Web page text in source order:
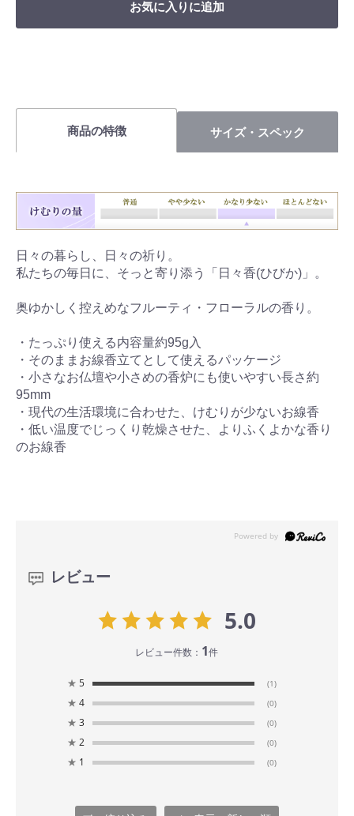
お気に入りに追加
商品の特徴 サイズ・スペック
日々の暮らし、日々の祈り。
私たちの毎日に、そっと寄り添う「日々香(ひびか)」。
奥ゆかしく控えめなフルーティ・フローラルの香り。
・たっぷり使える内容量約95g入
・そのままお線香立てとして使えるパッケージ
・小さなお仏壇や小さめの香炉にも使いやすい長さ約
95mm
・現代の生活環境に合わせた、けむりが少ないお線香
・低い温度でじっくり乾燥させた、よりふくよかな香り
のお線香
レビュー
5.0
レビュー件数： 1件
★ 5 (1)
★ 4 (0)
★ 3 (0)
★ 2 (0)
★ 1 (0)